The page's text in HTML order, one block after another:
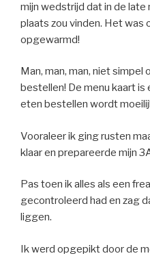
mijn wedstrijd dat in de
plaats zou vinden. Het was
opgewarmd!
Man, man, man, niet simpel
bestellen! De menu kaart is
eten bestellen wordt
Vooraleer ik ging rusten
klaar en prepareerde mijn
Pas toen ik alles als een
gecontroleerd had en zag
liggen.
Ik werd opgepikt door de